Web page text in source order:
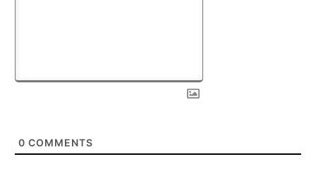
0 COMMENTS